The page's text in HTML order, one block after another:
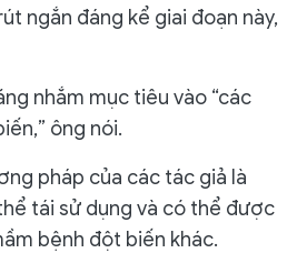
ngắn đáng kể giai đoạn này,
nhắm mục tiêu vào “các
ông nói.
pháp của các tác giả là
tái sử dụng và có thể được
bệnh đột biến khác.